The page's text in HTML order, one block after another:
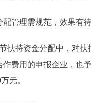
配管理需规范，效果有
扶持资金分配中，对
费用的申报企业，也
元。